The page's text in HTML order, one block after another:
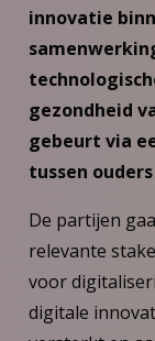
innovatie
gezondheid
gebeurt via
tussen
De partijen
relevante
voor
digitale